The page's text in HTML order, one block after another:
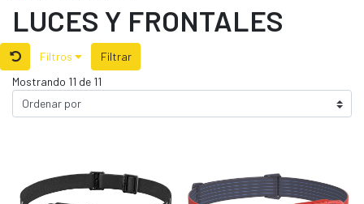
LUCES Y FRONTALES
Filtros
Filtrar
Mostrando 11 de 11